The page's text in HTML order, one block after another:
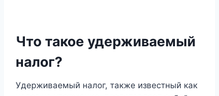
Что такое удерживаемый
налог?
Удерживаемый налог, также известный как